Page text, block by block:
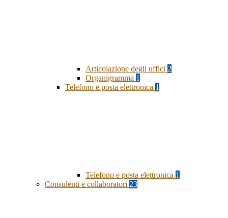
Articolazione degli uffici 2
Organigramma 1
Telefono e posta elettronica 1
Telefono e posta elettronica 1
Consulenti e collaboratori 23